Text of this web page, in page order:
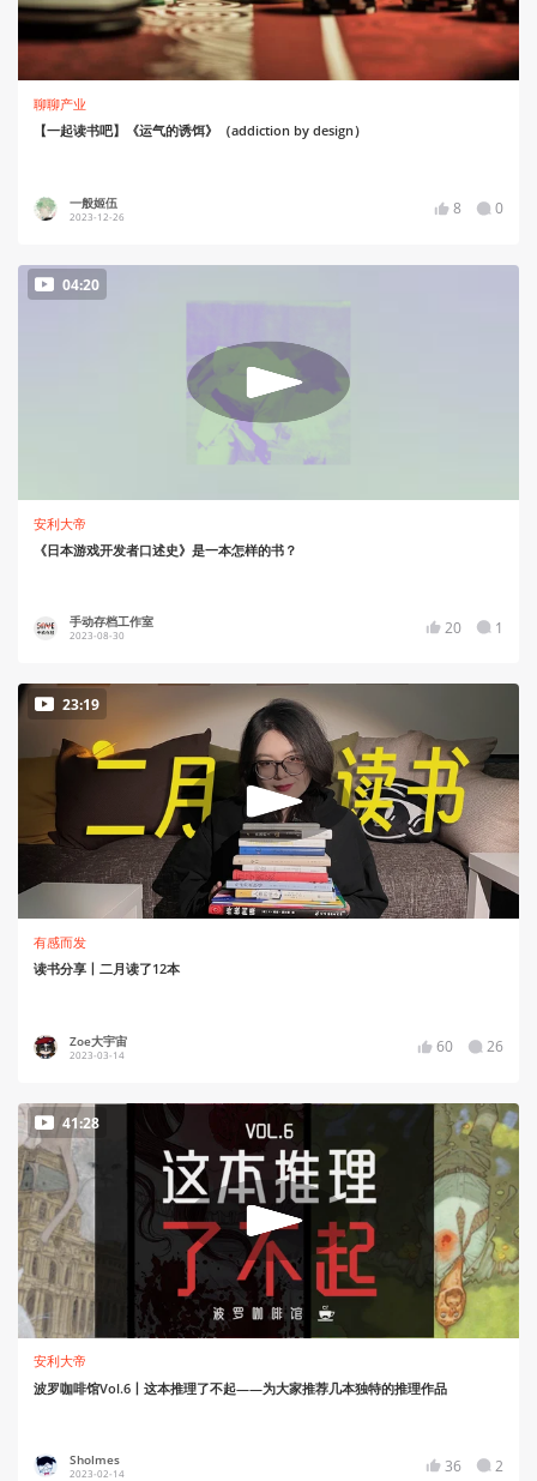
聊聊产业
【一起读书吧】《运气的诱饵》（addiction by design）
一般姬伍
2023-12-26 8 0
04:20
安利大帝
《日本游戏开发者口述史》是一本怎样的书？
手动存档工作室
2023-08-30 20 1
23:19
有感而发
读书分享丨二月读了12本
Zoe大宇宙
2023-03-14 60 26
41:28
安利大帝
波罗咖啡馆Vol.6丨这本推理了不起——为大家推荐几本独特的推理作品
Sholmes
2023-02-14 36 2